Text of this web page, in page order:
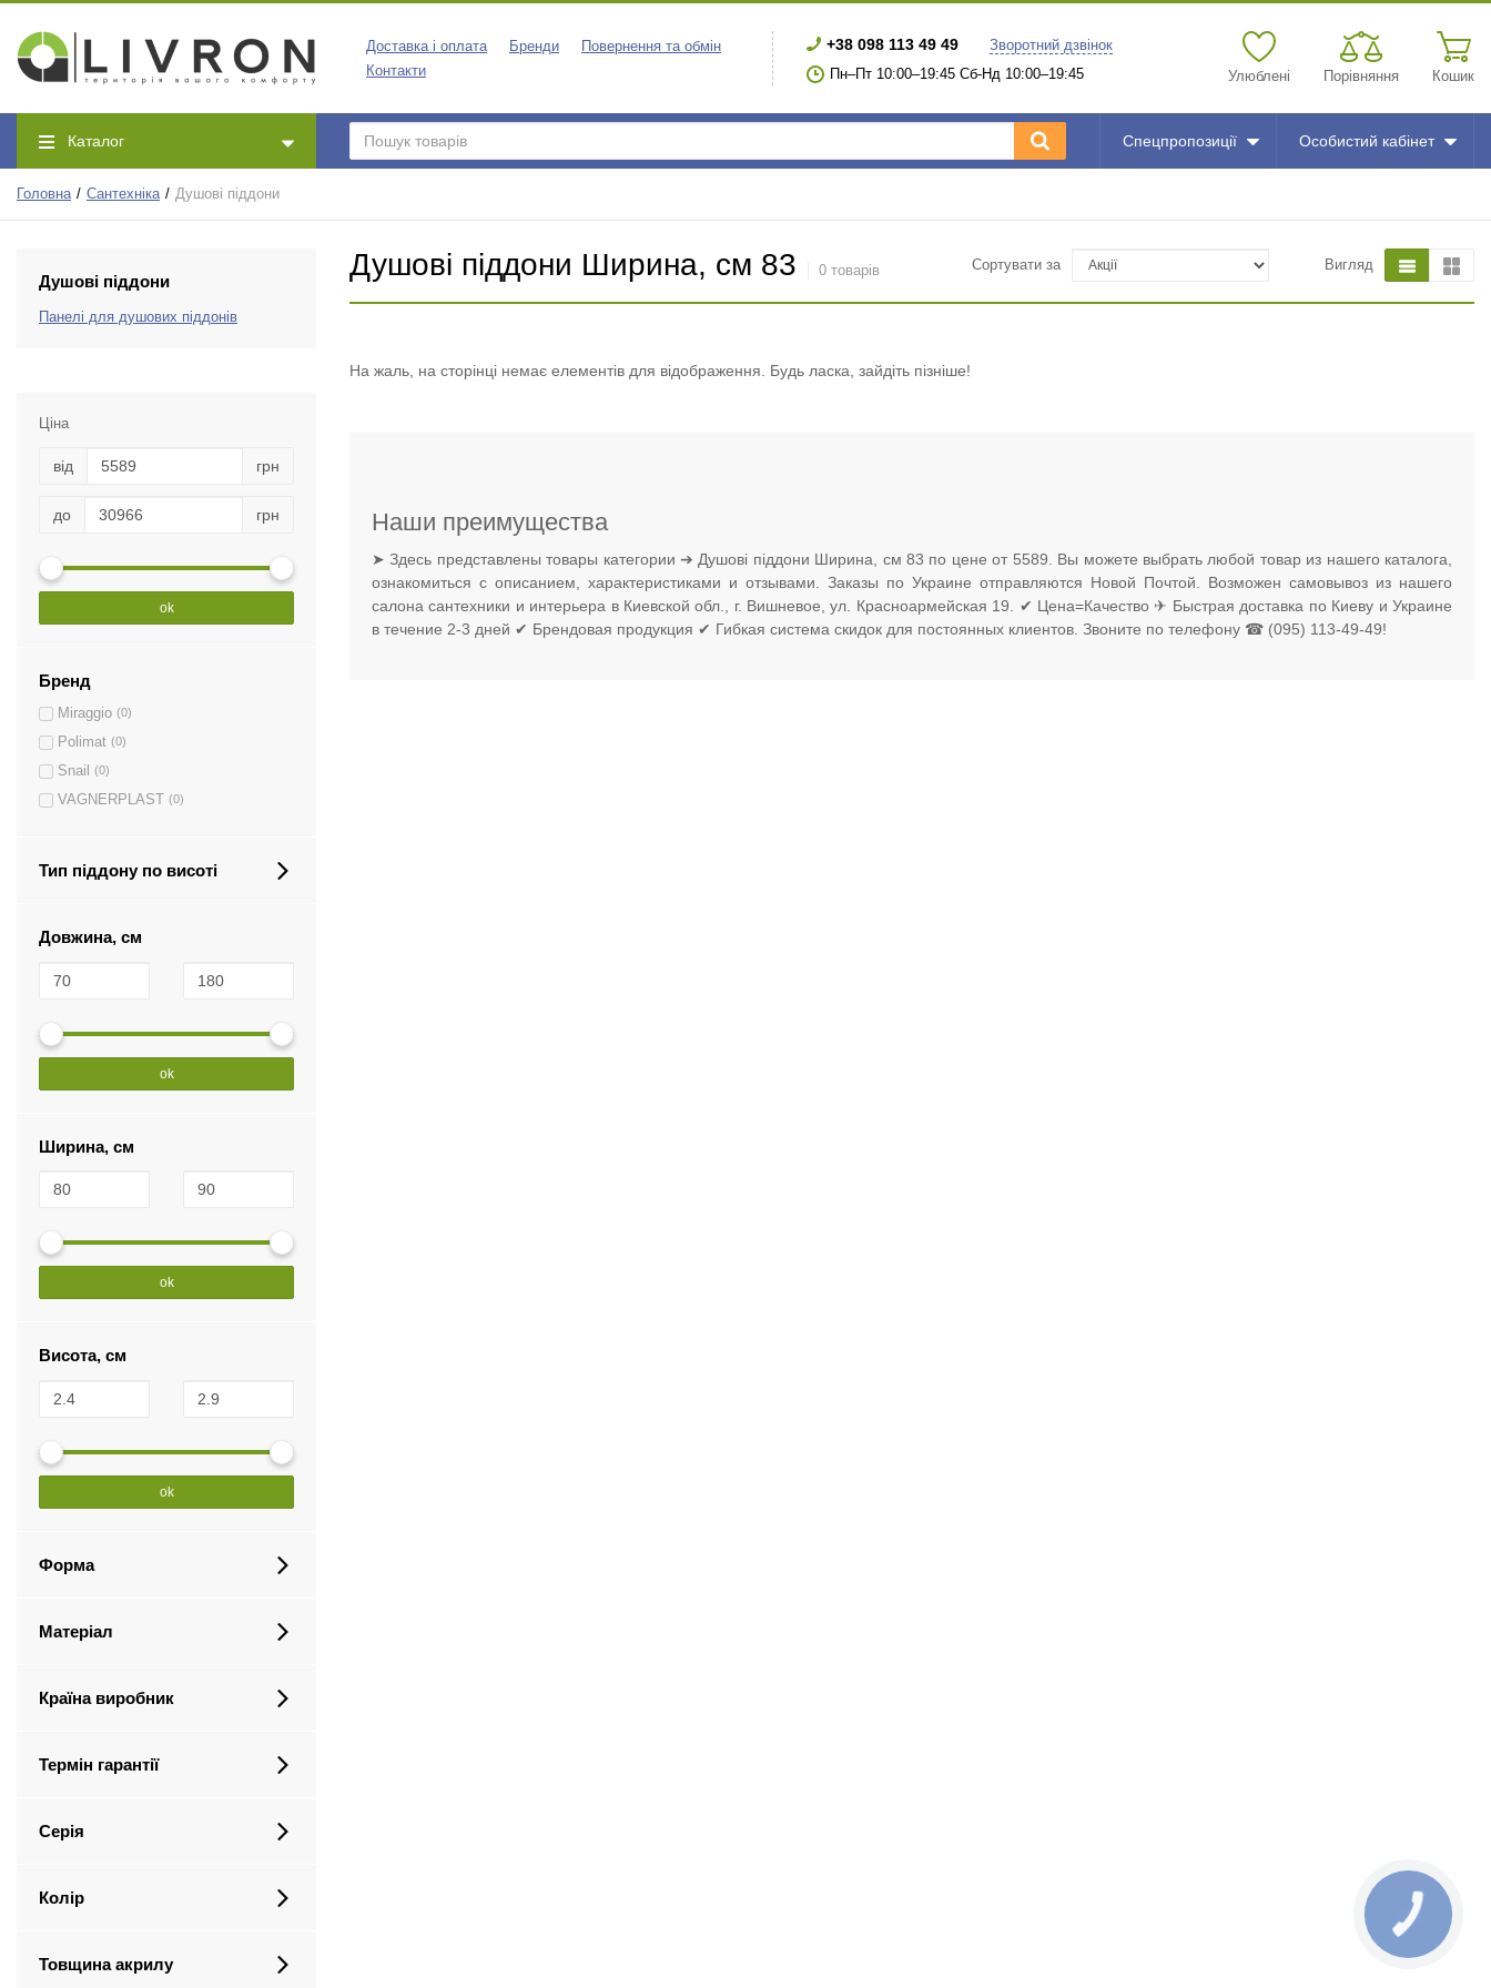
Доставка і оплата Бренди
Повернення та обмін
Контакти
+38 098 113 49 49
Зворотний дзвінок
Пн–Пт 10:00–19:45 Сб-Нд 10:00–19:45
Улюблені Порівняння Кошик
Каталог Спецпропозиції Особистий кабінет
Головна Сантехніка Душові піддони
Душові піддони
Панелі для душових піддонів
Ціна
від грн
до грн
ok
Бренд
Miraggio (0)
Polimat (0)
Snail (0)
VAGNERPLAST (0)
Тип піддону по висоті
Довжина, см
ok
Ширина, см
ok
Висота, см
ok
Форма
Матеріал
Країна виробник
Термін гарантії
Серія
Колір
Товщина акрилу
Душові піддони Ширина, см 83 0 товарів Сортувати за Вигляд
На жаль, на сторінці немає елементів для відображення. Будь ласка, зайдіть пізніше!
Наши преимущества
➤ Здесь представлены товары категории ➔ Душові піддони Ширина, см 83 по цене от 5589. Вы можете выбрать любой товар из нашего каталога,
ознакомиться с описанием, характеристиками и отзывами. Заказы по Украине отправляются Новой Почтой. Возможен самовывоз из нашего
салона сантехники и интерьера в Киевской обл., г. Вишневое, ул. Красноармейская 19. ✔ Цена=Качество ✈ Быстрая доставка по Киеву и Украине
в течение 2-3 дней ✔ Брендовая продукция ✔ Гибкая система скидок для постоянных клиентов. Звоните по телефону ☎ (095) 113-49-49!
КНОПКА
ЗВ'ЯЗКУ